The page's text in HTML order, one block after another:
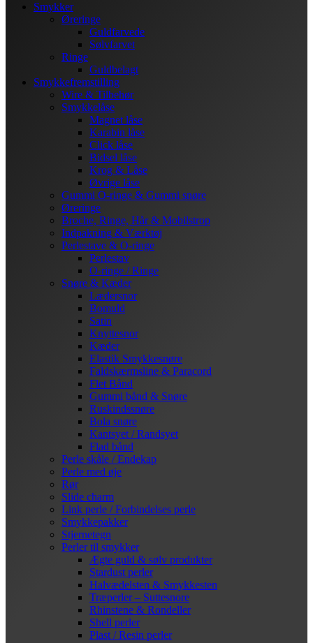
Smykker
Øreringe
Guldfarvede
Sølvfarvet
Ringe
Guldbelagt
Smykkefremstilling
Wire & Tilbehør
Smykkelåse
Magnet låse
Karabin låse
Click låse
Bidsel låse
Krog & Låse
Øvrige låse
Gummi O-ringe & Gummi snøre
Øreringe
Broche, Ringe, Hår & Mobilstrop
Indpakning & Værktøj
Perlestave & O-ringe
Perlestav
O-ringe / Ringe
Snøre & Kæder
Lædersnor
Bomuld
Satin
Knyttesnor
Kæder
Elastik Smykkesnøre
Faldskærmsline & Paracord
Flet Bånd
Gummi bånd & Snøre
Ruskindssnøre
Bola snøre
Kantsyet / Randsyet
Flad bånd
Perle skåle / Endekap
Perle med øje
Rør
Slide charm
Link perle / Forbindelses perle
Smykkepakker
Stjernetegn
Perler til smykker
Ægte guld & sølv produkter
Stardust perler
Halvædelsten & Smykkesten
Træperler – Suttesnore
Rhinstene & Rondeller
Shell perler
Plast / Resin perler